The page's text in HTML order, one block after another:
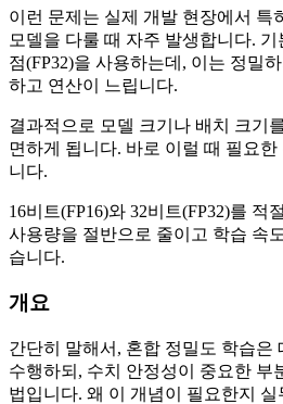
이런 문제는 실제 개발 현장에서 특
모델을 다룰 때 자주 발생합니다.
점(FP32)을 사용하는데, 이는 정밀
하고 연산이 느립니다.
결과적으로 모델 크기나 배치 크기
면하게 됩니다. 바로 이럴 때 필요
니다.
16비트(FP16)와 32비트(FP32)를 적
사용량을 절반으로 줄이고 학습 속
습니다.
개요
간단히 말해서, 혼합 정밀도 학습은
수행하되, 수치 안정성이 중요한 부
법입니다. 왜 이 개념이 필요한지